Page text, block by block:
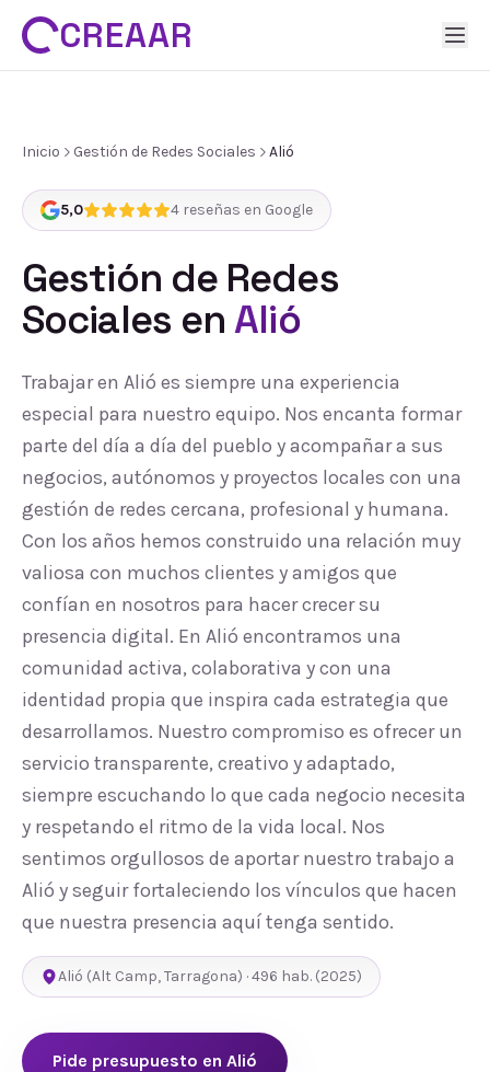
CREAAR
Inicio Gestión de Redes Sociales Alió
5,0 4 reseñas en Google
Gestión de Redes
Sociales enAlió
Trabajar en Alió es siempre una experiencia
especial para nuestro equipo. Nos encanta formar
parte del día a día del pueblo y acompañar a sus
negocios, autónomos y proyectos locales con una
gestión de redes cercana, profesional y humana.
Con los años hemos construido una relación muy
valiosa con muchos clientes y amigos que
confían en nosotros para hacer crecer su
presencia digital. En Alió encontramos una
comunidad activa, colaborativa y con una
identidad propia que inspira cada estrategia que
desarrollamos. Nuestro compromiso es ofrecer un
servicio transparente, creativo y adaptado,
siempre escuchando lo que cada negocio necesita
y respetando el ritmo de la vida local. Nos
sentimos orgullosos de aportar nuestro trabajo a
Alió y seguir fortaleciendo los vínculos que hacen
que nuestra presencia aquí tenga sentido.
Alió (Alt Camp,Tarragona) ·496 hab. (2025)
Pide presupuesto en Alió